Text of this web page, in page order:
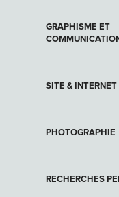
GRAPHISME ET
SITE & INTERNET
PHOTOGRAPHIE
RECHERCHES